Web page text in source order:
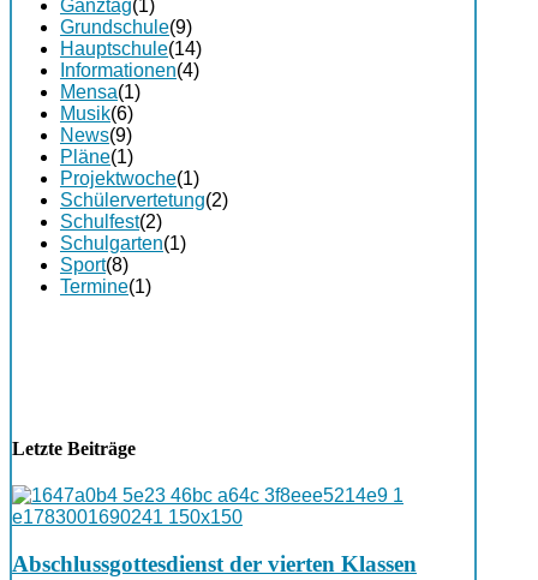
Ganztag(1)
Grundschule(9)
Hauptschule(14)
Informationen(4)
Mensa(1)
Musik(6)
News(9)
Pläne(1)
Projektwoche(1)
Schülervertetung(2)
Schulfest(2)
Schulgarten(1)
Sport(8)
Termine(1)
Letzte Beiträge
Abschlussgottesdienst der vierten Klassen